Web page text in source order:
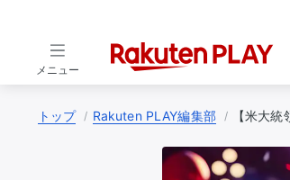
メニュー
トップ Rakuten PLAY編集部 【米大